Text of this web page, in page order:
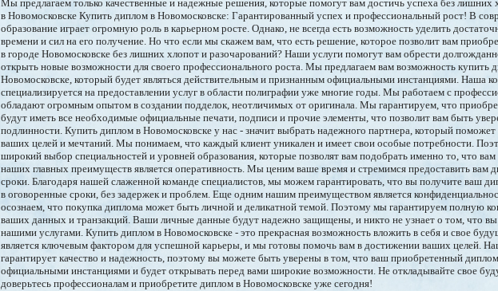
Мы предлагаем только качественные и надежные решения, которые помогут вам достичь успеха без лишних
в Новомосковске Купить диплом в Новомосковске: Гарантированный успех и профессиональный рост! В
образование играет огромную роль в карьерном росте. Однако, не всегда есть возможность уделить
времени и сил на его получение. Но что если мы скажем вам, что есть решение, которое позволит вам
в городе Новомосковске без лишних хлопот и разочарований? Наши услуги помогут вам обрести
открыть новые возможности для своего профессионального роста. Мы предлагаем вам возможность купить
Новомосковске, который будет являться действительным и признанным официальными инстанциями. Наша
специализируется на предоставлении услуг в области полиграфии уже многие годы. Мы работаем с
обладают огромным опытом в создании подделок, неотличимых от оригинала. Мы гарантируем, что
будут иметь все необходимые официальные печати, подписи и прочие элементы, что позволит вам быть
подлинности. Купить диплом в Новомосковске у нас - значит выбрать надежного партнера, который
ваших целей и мечтаний. Мы понимаем, что каждый клиент уникален и имеет свои особые потребности.
широкий выбор специальностей и уровней образования, которые позволят вам подобрать именно то, что
наших главных преимуществ является оперативность. Мы ценим ваше время и стремимся предоставить вам
сроки. Благодаря нашей слаженной команде специалистов, мы можем гарантировать, что вы получите ваш
в оговоренные сроки, без задержек и проблем. Еще одним нашим преимуществом является
осознаем, что покупка диплома может быть личной и деликатной темой. Поэтому мы гарантируем полную
ваших данных и транзакций. Ваши личные данные будут надежно защищены, и никто не узнает о том, что вы
нашими услугами. Купить диплом в Новомосковске - это прекрасная возможность вложить в себя и свое
является ключевым фактором для успешной карьеры, и мы готовы помочь вам в достижении ваших целей.
гарантирует качество и надежность, поэтому вы можете быть уверены в том, что ваш приобретенный
официальными инстанциями и будет открывать перед вами широкие возможности. Не откладывайте свое
доверьтесь профессионалам и приобретите диплом в Новомосковске уже сегодня!